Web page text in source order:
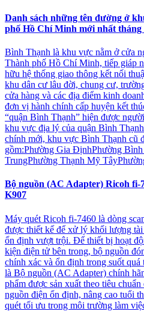
Danh sách những tên đường ở
phố Hồ Chí Minh mới nhất tháng
Bình Thạnh là khu vực nằm ở cửa
Thành phố Hồ Chí Minh, tiếp giáp
hữu hệ thống giao thông kết nối
khu dân cư lâu đời, chung cư,
cửa hàng và các địa điểm kinh
đơn vị hành chính cấp huyện kết
“quận Bình Thạnh” hiện được
khu vực địa lý của quận Bình
chính mới, khu vực Bình Thạnh cũ
gồm:Phường Gia ĐịnhPhường
TrungPhường Thạnh Mỹ
Bộ nguồn (AC Adapter) Ricoh fi-
K907
Máy quét Ricoh fi-7460 là dòng
được thiết kế để xử lý khối lượng
ổn định vượt trội. Để thiết bị hoạt
kiện điện tử bên trong, bộ nguồn
chính xác và ổn định trong suốt
là Bộ nguồn (AC Adapter) chính
phẩm được sản xuất theo tiêu
nguồn điện ổn định, nâng cao tuổi
quét tối ưu trong môi trường làm